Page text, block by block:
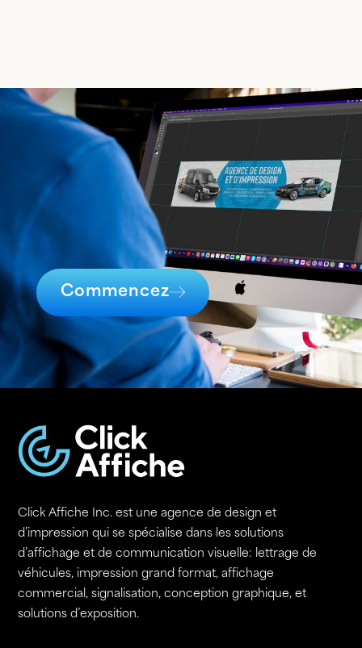
Commencez
Click Affiche Inc. est une agence de design et
d’impression qui se spécialise dans les solutions
d’affichage et de communication visuelle: lettrage de
véhicules, impression grand format, affichage
commercial, signalisation, conception graphique, et
solutions d’exposition.